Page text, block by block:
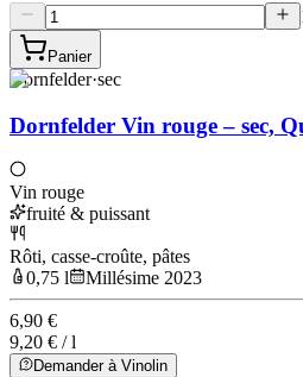
Panier
Dornfelder·sec
Dornfelder Vin rouge – sec,
Vin rouge
fruité & puissant
Rôti, casse-croûte, pâtes
0,75 l
Millésime 2023
6,90 €
9,20 € / l
Demander à Vinolin